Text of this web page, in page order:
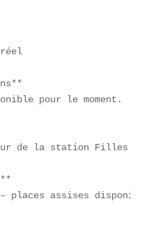
pour le moment.
de la station Filles du
places assises disponibles.